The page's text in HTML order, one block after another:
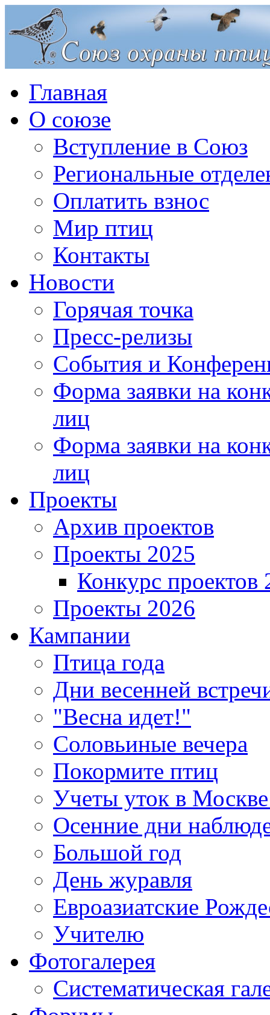
Главная
О союзе
Вступление в Союз
Региональные
Оплатить взнос
Мир птиц
Контакты
Новости
Горячая точка
Пресс-релизы
События и
Форма заявки на
лиц
Форма заявки на
лиц
Проекты
Архив проектов
Проекты 2025
Конкурс проектов
Проекты 2026
Кампании
Птица года
Дни весенней
"Весна идет!"
Соловьиные вечера
Покормите птиц
Учеты уток в
Осенние дни
Большой год
День журавля
Евроазиатские
Учителю
Фотогалерея
Систематическая